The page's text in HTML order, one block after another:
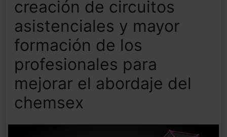
creación de circuitos
asistenciales y mayor
formación de los
profesionales para
mejorar el abordaje del
chemsex